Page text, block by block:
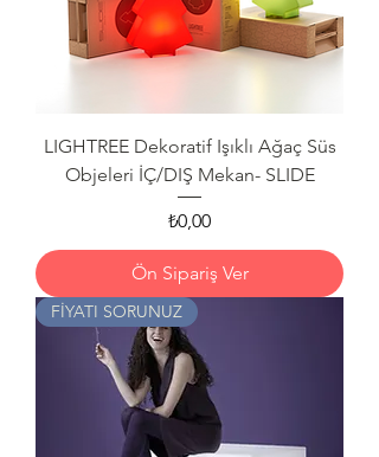
LIGHTREE Dekoratif Işıklı Ağaç Süs
Objeleri İÇ/DIŞ Mekan- SLIDE
Fiyat
₺0,00
Ön Sipariş Ver
FİYATI SORUNUZ